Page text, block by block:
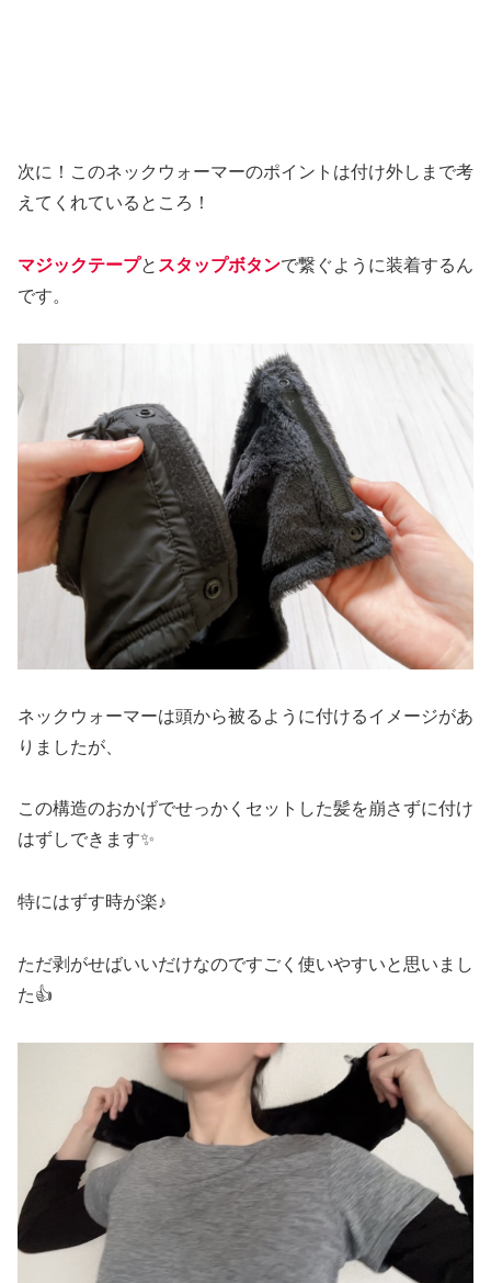
次に！このネックウォーマーのポイントは付け外しまで考
えてくれているところ！
マジックテープと スタップボタンで繋ぐように装着するん
です。
ネックウォーマーは頭から被るように付けるイメージがあ
りましたが、
この構造のおかげでせっかくセットした髪を崩さずに付け
はずしできます✨
特にはずす時が楽♪
ただ剥がせばいいだけなのですごく使いやすいと思いまし
た👍